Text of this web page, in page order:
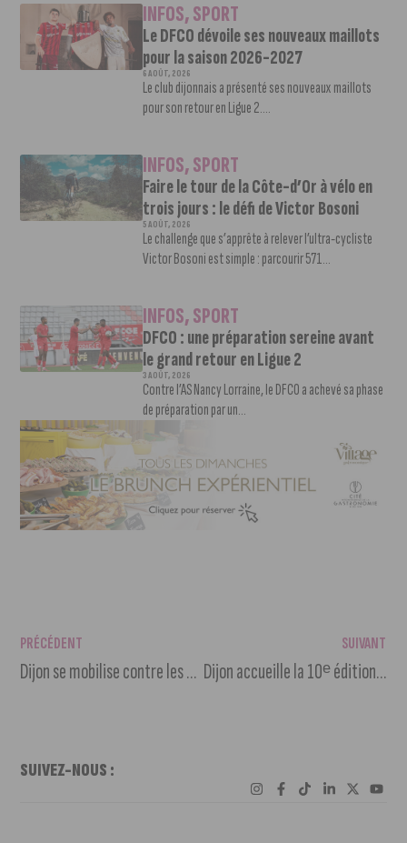
INFOS,SPORT
Le DFCO dévoile ses nouveaux maillots
pour la saison 2026-2027
6 AOÛT, 2026
Le club dijonnais a présenté ses nouveaux maillots
pour son retour en Ligue 2....
INFOS,SPORT
Faire le tour de la Côte-d’Or à vélo en
trois jours : le défi de Victor Bosoni
5 AOÛT, 2026
Le challenge que s’apprête à relever l’ultra-cycliste
Victor Bosoni est simple : parcourir 571...
INFOS,SPORT
DFCO : une préparation sereine avant
le grand retour en Ligue 2
3 AOÛT, 2026
Contre l’AS Nancy Lorraine, le DFCO a achevé sa phase
de préparation par un...
PRÉCÉDENT
Dijon se mobilise contre les violences à l’égard des femmes
SUIVANT
Dijon accueille la 10ᵉ édition des Journées de l’Économie Autrement
SUIVEZ-NOUS :